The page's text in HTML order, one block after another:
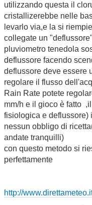
utilizzando questa il
cristallizerebbe nelle
levarlo via,e la si
collegate un
pluviometro tenedola
deflussore facendo
deflussore deve essere
regolare il flusso
Rain Rate potete
mm/h e il gioco è fatto
fisiologica e deflussore)
nessun obbligo di
andate tranquilli)
con questo metodo si
perfettamente
http://